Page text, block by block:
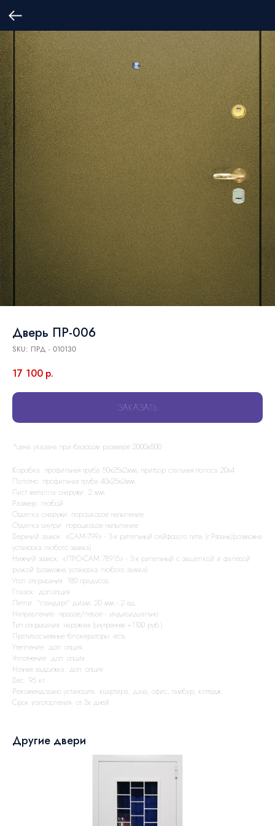
Дверь ПР-006
SKU: ПРД - 010130
17 100 р.
ЗАКАЗАТЬ
*цена указана при базовом размере 2000х800
Коробка: профильная труба 50х25х2мм, притвор стальная полоса 20х4
Полотно: профильная труба 40х25х2мм.
Лист металла снаружи: 2 мм
Размер: любой
Отделка снаружи: порошковое напыление
Отделка внутри: порошковое напыление
Верхний замок: «САМ-799» - 3-х ригельный сейфового типа (г.Рязань)(возможна
установка любого замка)
Нижний замок: «ПРО-САМ 78915» - 3-х ригельный с защелкой и фалевой
ручкой (возможна установка любого замка)
Угол открывания: 180 градусов
Глазок: доп.опция
Петли: "стандарт" диам. 20 мм - 2 ед.
Направление: правое/левое - индивидуально
Тип открывания: наружная (внутренняя +1100 руб.)
Противосъемные блокераторы: есть
Утепление: доп. опция
Уплотнение: доп. опция
Ночная задвижка: доп. опция
Вес: 95 кг
Рекомендовано установить: квартира, дача, офис, тамбур, коттедж.
Срок изготовления: от 3х дней
Другие двери